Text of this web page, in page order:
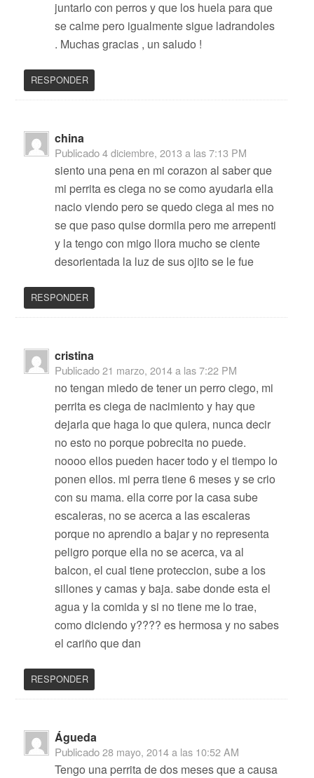
juntarlo con perros y que los huela para que
se calme pero igualmente sigue ladrandoles
. Muchas gracias , un saludo !
RESPONDER
china
Publicado4 diciembre, 2013 a las 7:13 PM
siento una pena en mi corazon al saber que
mi perrita es ciega no se como ayudarla ella
nacio viendo pero se quedo ciega al mes no
se que paso quise dormila pero me arrepenti
y la tengo con migo llora mucho se ciente
desorientada la luz de sus ojito se le fue
RESPONDER
cristina
Publicado21 marzo, 2014 a las 7:22 PM
no tengan miedo de tener un perro ciego, mi
perrita es ciega de nacimiento y hay que
dejarla que haga lo que quiera, nunca decir
no esto no porque pobrecita no puede.
noooo ellos pueden hacer todo y el tiempo lo
ponen ellos. mi perra tiene 6 meses y se crio
con su mama. ella corre por la casa sube
escaleras, no se acerca a las escaleras
porque no aprendio a bajar y no representa
peligro porque ella no se acerca, va al
balcon, el cual tiene proteccion, sube a los
sillones y camas y baja. sabe donde esta el
agua y la comida y si no tiene me lo trae,
como diciendo y???? es hermosa y no sabes
el cariño que dan
RESPONDER
Águeda
Publicado28 mayo, 2014 a las 10:52 AM
Tengo una perrita de dos meses que a causa